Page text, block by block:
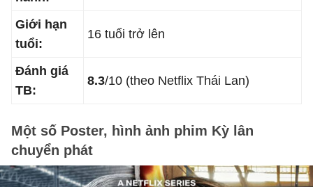
Giới hạn
tuổi:
16 tuổi trở lên
Đánh giá
TB:
8.3/10 (theo Netflix Thái Lan)
Một số Poster, hình ảnh phim Kỳ lân
chuyển phát